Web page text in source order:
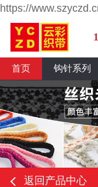
https://
首页 钩针系列
返回产品中心